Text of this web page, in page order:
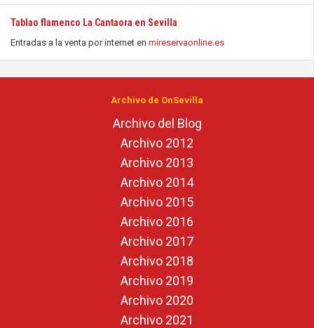
Tablao flamenco La Cantaora en Sevilla
Entradas a la venta por internet en mireservaonline.es
Archivo de OnSevilla
Archivo del Blog
Archivo 2012
Archivo 2013
Archivo 2014
Archivo 2015
Archivo 2016
Archivo 2017
Archivo 2018
Archivo 2019
Archivo 2020
Archivo 2021